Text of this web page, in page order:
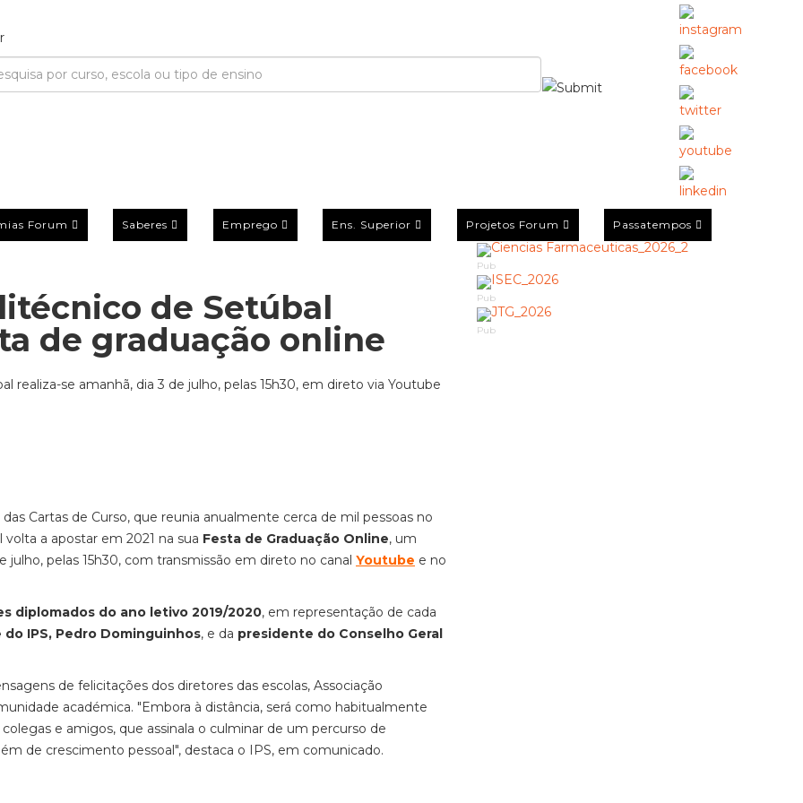
Forum Saberes Emprego Ens. Superior Projetos Forum Passatempos
de Setúbal
de graduação online
realiza-se amanhã, dia 3 de julho, pelas 15h30, em direto via Youtube
Cartas de Curso, que reunia anualmente cerca de mil pessoas no
a apostar em 2021 na sua Festa de Graduação Online, um
pelas 15h30, com transmissão em direto no canal Youtube e no
diplomados do ano letivo 2019/2020, em representação de cada
IPS, Pedro Dominguinhos, e da presidente do Conselho Geral
de felicitações dos diretores das escolas, Associação
académica. "Embora à distância, será como habitualmente
e amigos, que assinala o culminar de um percurso de
de crescimento pessoal", destaca o IPS, em comunicado.
Pub
Pub
Pub